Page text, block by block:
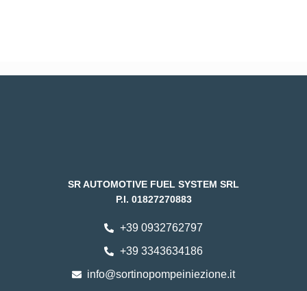
SR AUTOMOTIVE FUEL SYSTEM SRL
P.I. 01827270883
+39 0932762797
+39 3343634186
info@sortinopompeiniezione.it